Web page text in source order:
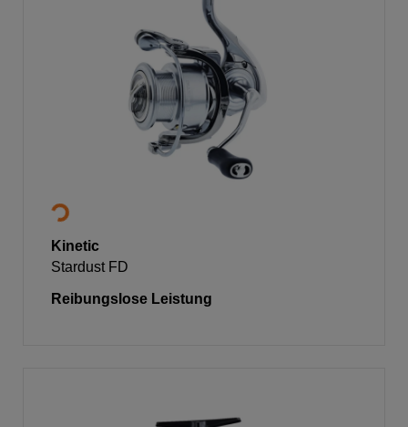
Kinetic
Stardust FD
Reibungslose Leistung